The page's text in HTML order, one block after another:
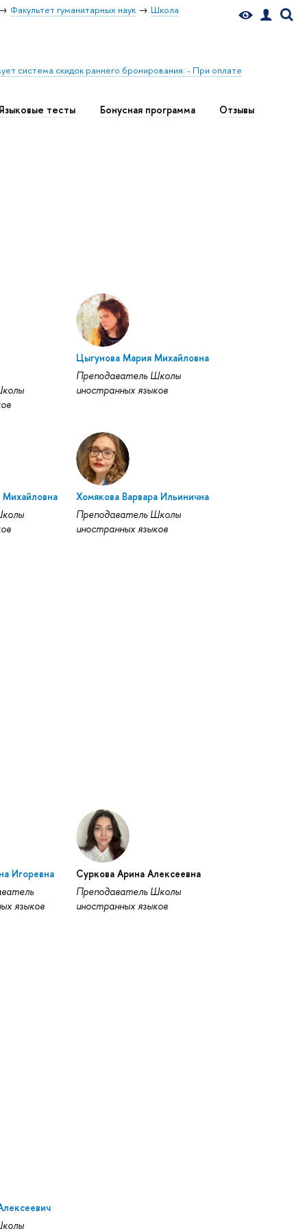
Факультет гуманитарных наук Школа
система скидок раннего бронирования: - При оплате
тесты Бонусная программа Отзывы
Цыгунова Мария Михайловна
Преподаватель Школы
иностранных языков
Хомякова Варвара Ильинична
Преподаватель Школы
иностранных языков
Игоревна
языков
Суркова Арина Алексеевна
Преподаватель Школы
иностранных языков